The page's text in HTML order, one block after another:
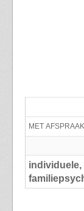
MET AFSPRAAK
individuele,